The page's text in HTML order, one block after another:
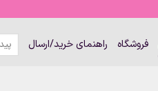
فروشگاه راهنمای خرید/ارسال
برای: